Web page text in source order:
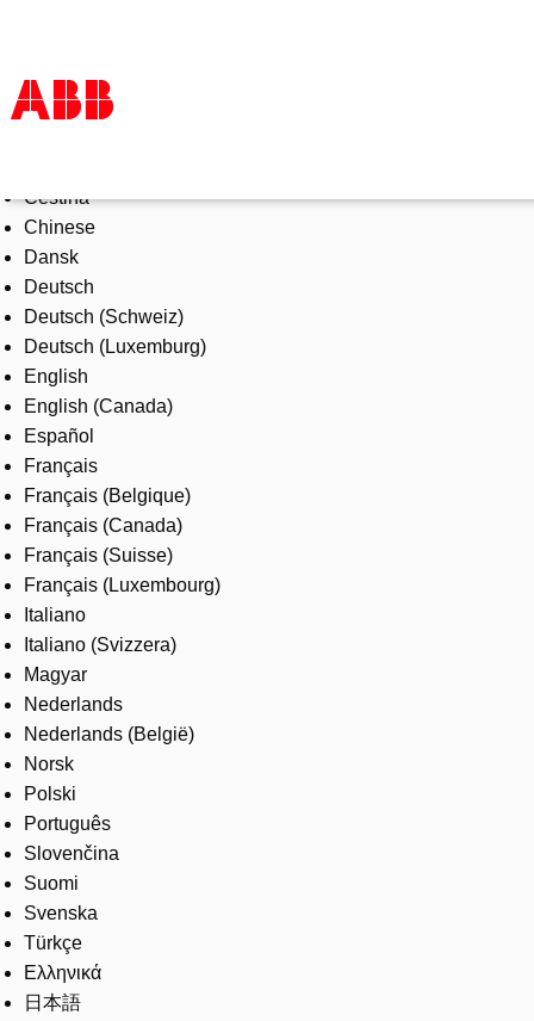
Products & Solutions
Industries
Services
About us
Where to buy
Contact us
Careers
Čeština
Chinese
Dansk
Deutsch
Deutsch (Schweiz)
Deutsch (Luxemburg)
English
English (Canada)
Español
Français
Français (Belgique)
Français (Canada)
Français (Suisse)
Français (Luxembourg)
Italiano
Italiano (Svizzera)
Magyar
Nederlands
Nederlands (België)
Norsk
Polski
Português
Slovenčina
Suomi
Svenska
Türkçe
Ελληνικά
日本語